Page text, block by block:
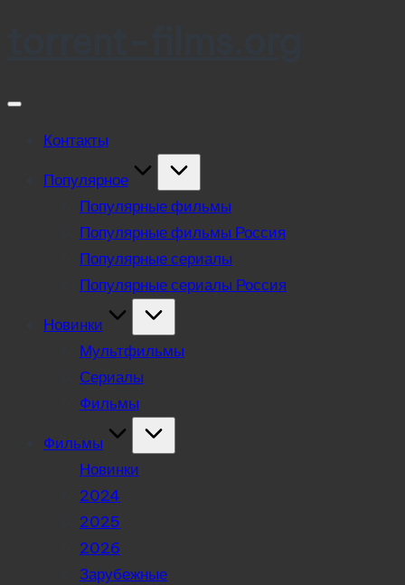
Контакты
Популярное
Популярные фильмы
Популярные фильмы Россия
Популярные сериалы
Популярные сериалы Россия
Новинки
Мультфильмы
Сериалы
Фильмы
Фильмы
Новинки
2024
2025
2026
Зарубежные